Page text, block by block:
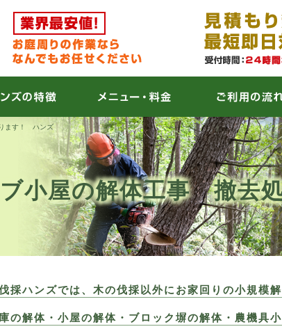
ます！ ハンズ
ブ小屋の解体工事 撤
採ハンズでは、 木の伐採以外にお家回りの小規模
の解体・小屋の解体・ブロック塀の解体・農機具